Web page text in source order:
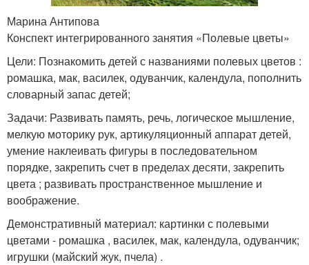
Марина Антипова
Конспект интегрированного занятия «Полевые цветы»
Цели: Познакомить детей с названиями полевых цветов :
ромашка, мак, василек, одуванчик, календула, пополнить
словарный запас детей;
Задачи: Развивать память, речь, логическое мышление,
мелкую моторику рук, артикуляционный аппарат детей,
умение наклеивать фигуры в последовательном
порядке, закрепить счет в пределах десяти, закрепить
цвета ; развивать пространственное мышление и
воображение.
Демонстративный материал: картинки с полевыми
цветами - ромашка , василек, мак, календула, одуванчик;
игрушки (майский жук, пчела) .